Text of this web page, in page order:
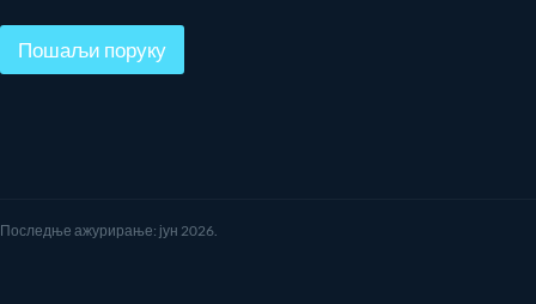
Пошаљи поруку
Последње ажурирање: јун 2026.